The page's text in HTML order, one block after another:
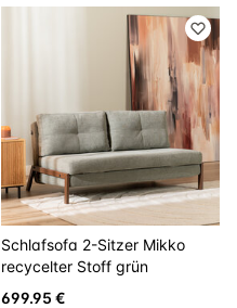
Schlafsofa 2-Sitzer Mikko
recycelter Stoff grün
699.95 €